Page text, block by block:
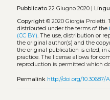
Pubblicato22 Giugno 2020 |
Copyright© 2020 Giorgia Proietti.
distributed under the terms of the
(CC BY). The use, distribution or
the original author(s) and the
the original publication is cited, in
practice. The license allows for
reproduction is permitted which
Permalink http://doi.org/10.30687/